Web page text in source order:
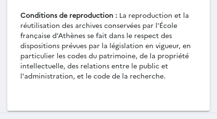
Conditions de reproduction : La reproduction et la
réutilisation des archives conservées par l'École
française d'Athènes se fait dans le respect des
dispositions prévues par la législation en vigueur, en
particulier les codes du patrimoine, de la propriété
intellectuelle, des relations entre le public et
l'administration, et le code de la recherche.